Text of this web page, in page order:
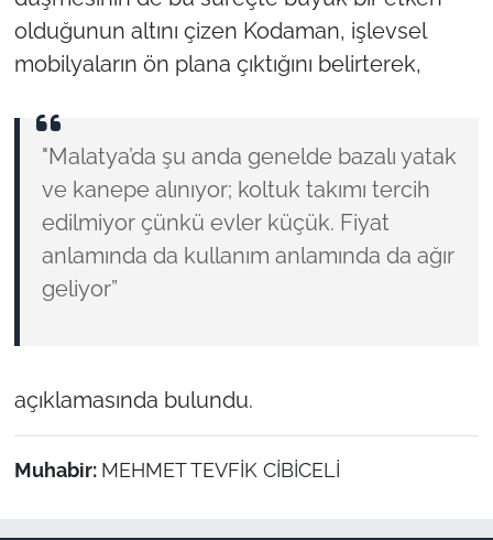
olduğunun altını çizen Kodaman, işlevsel
mobilyaların ön plana çıktığını belirterek,
"Malatya’da şu anda genelde bazalı yatak
ve kanepe alınıyor; koltuk takımı tercih
edilmiyor çünkü evler küçük. Fiyat
anlamında da kullanım anlamında da ağır
geliyor”
açıklamasında bulundu.
Muhabir: MEHMET TEVFİK CİBİCELİ